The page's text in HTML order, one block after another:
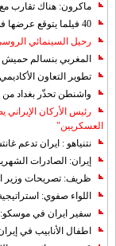
ماكرون: هناك تقارب
40 فيلما يتوقع عرضها في مهرجان كان 2019
رحيل السينمائي
المغربي بنسالم حميش
تطوير التعاون
واشنطن تحذّر بغداد من
رئيس الأركان
العسكريين"
نتنياهو : ايران تدعم
إيران: الصادرات الشهریة للنفط
ظريف: تصريحات وزير
اللواء صفوي:
سفير ايران في موسكو:
اطفال الأنابيب في